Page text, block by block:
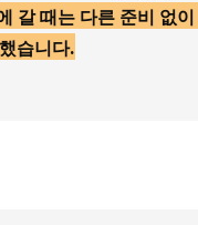
갈 때는 다른 준비 없
습니다.